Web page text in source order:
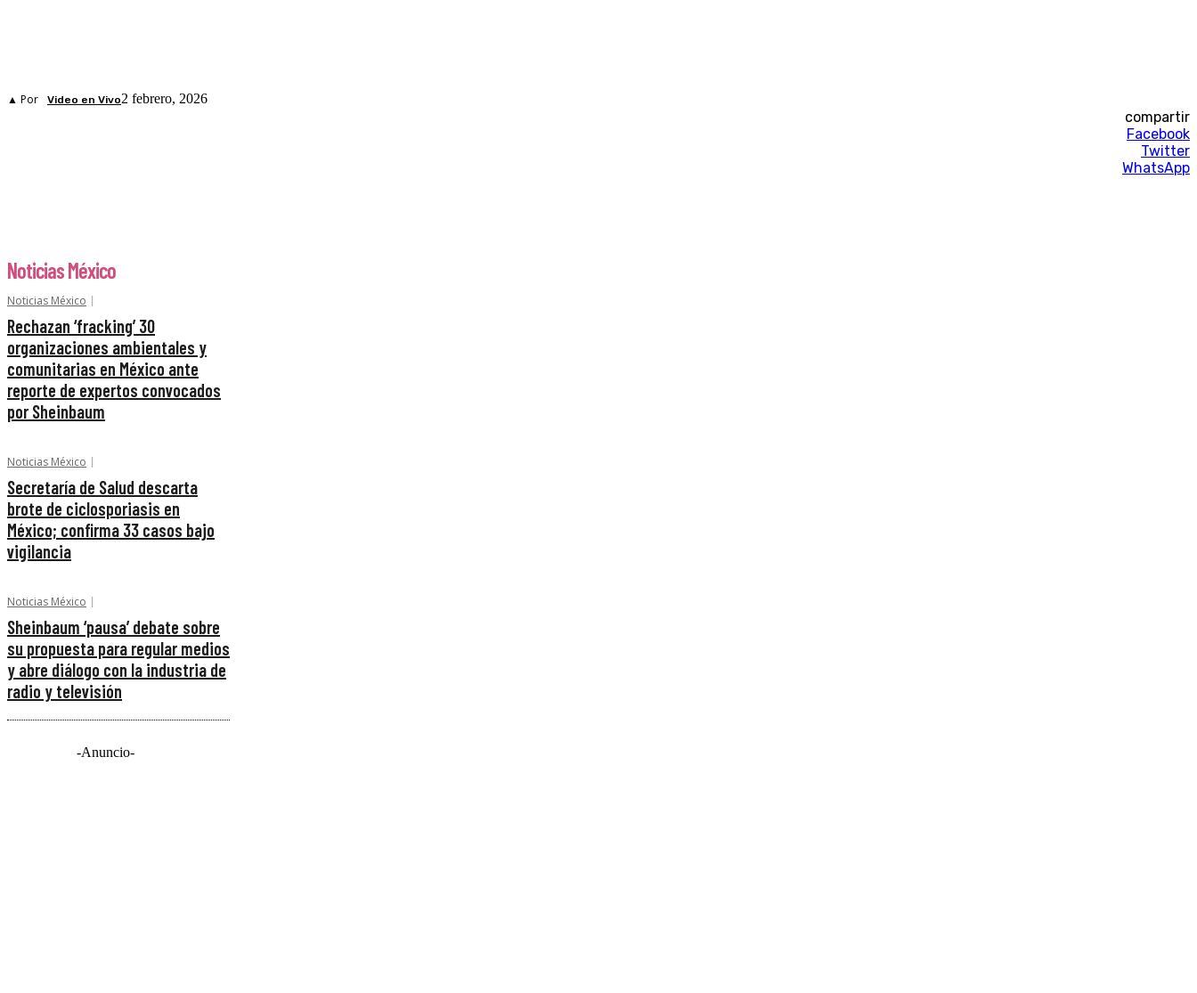
▲ Por Video en Vivo2 febrero, 2026
compartir
Facebook
Twitter
WhatsApp
Noticias México
Noticias México
Rechazan ‘fracking’ 30
organizaciones ambientales y
comunitarias en México ante
reporte de expertos convocados
por Sheinbaum
Noticias México
Secretaría de Salud descarta
brote de ciclosporiasis en
México; confirma 33 casos bajo
vigilancia
Noticias México
Sheinbaum ‘pausa’ debate sobre
su propuesta para regular medios
y abre diálogo con la industria de
radio y televisión
-Anuncio-